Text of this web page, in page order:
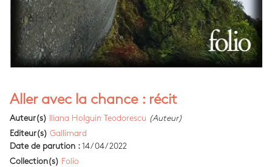
Aller avec la chance : récit
Auteur(s) Iliana Holguin Teodorescu (Auteur)
Editeur(s) Gallimard
Date de parution : 14/04/2022
Collection(s) Folio